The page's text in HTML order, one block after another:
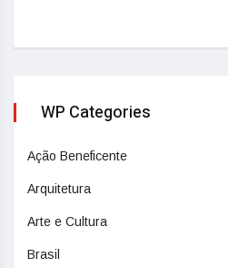
WP Categories
Ação Beneficente
Arquitetura
Arte e Cultura
Brasil